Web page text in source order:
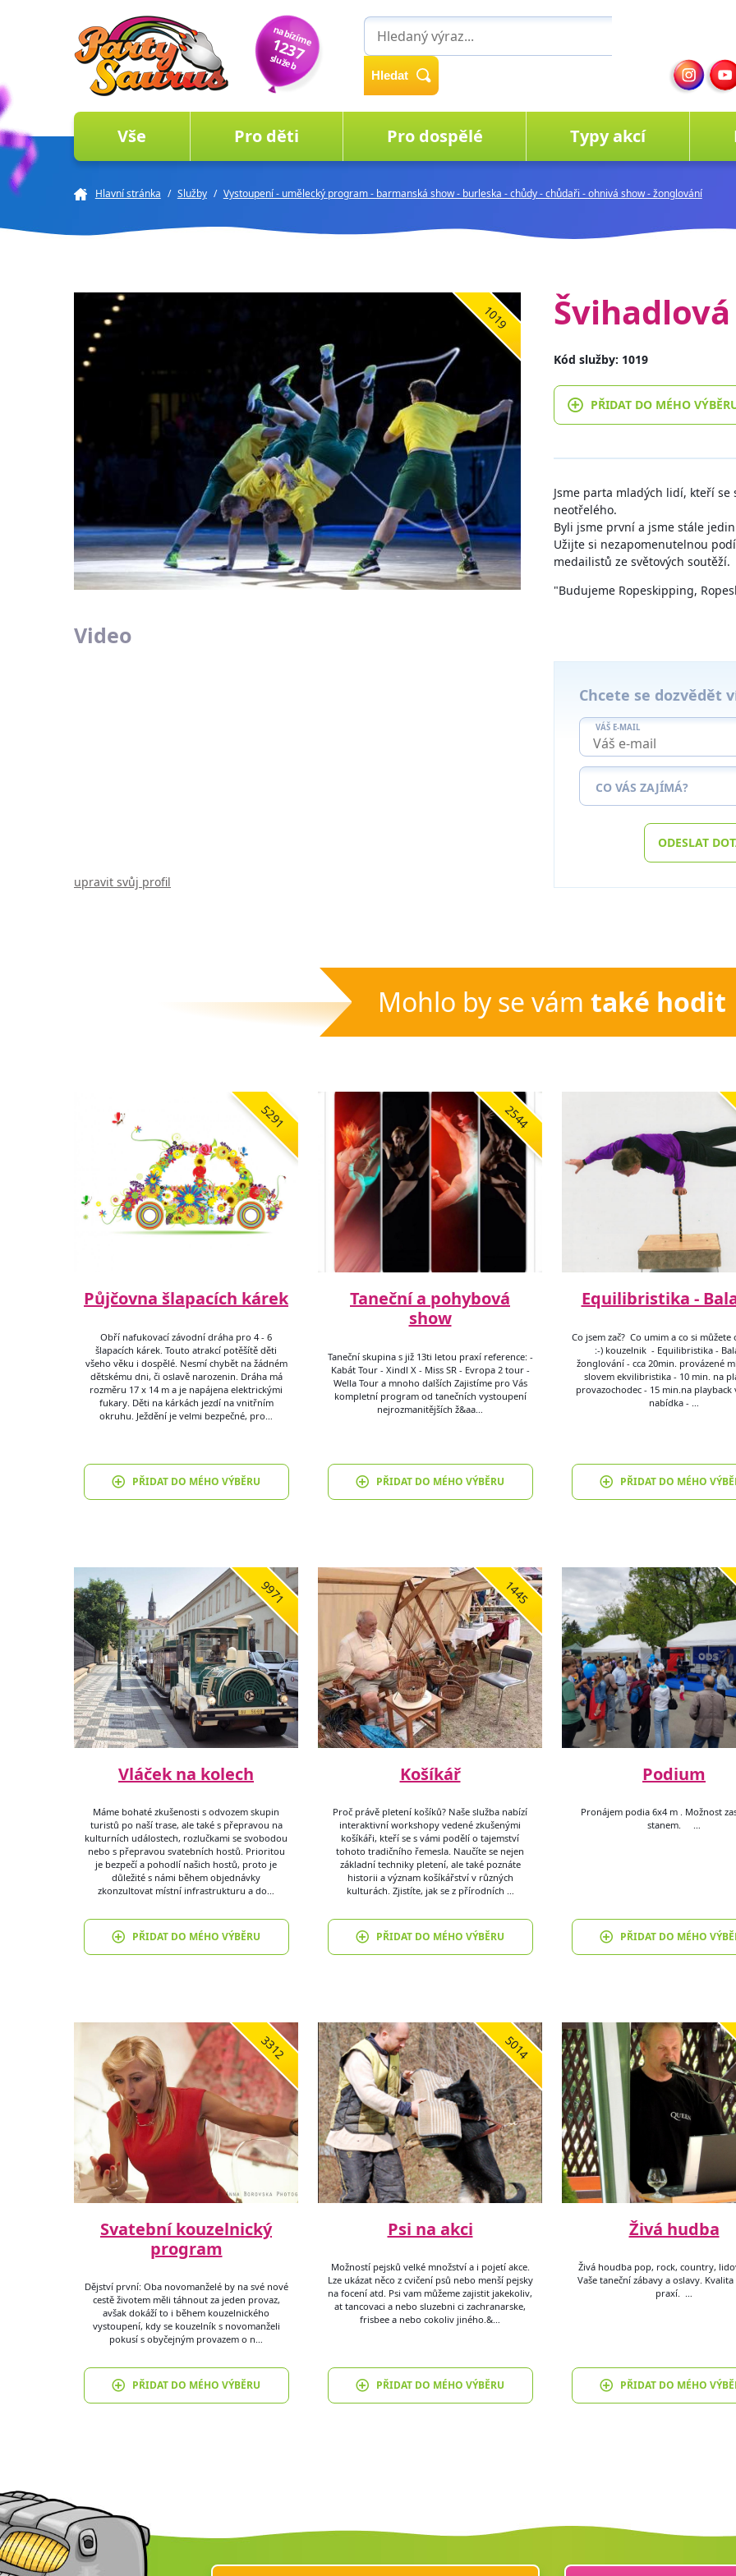
nabízíme
1237
služeb
Hledat
Vše Pro děti Pro dospělé Typy akcí
Hlavní stránka / Služby / Vystoupení - umělecký program - barmanská show - burleska - chůdy - chůdaři - ohnivá show - žonglování
1019
Video
upravit svůj profil
Kód služby: 1019
PŘIDAT DO MÉHO
Jsme parta mladých lidí, kteří
neotřelého.
Byli jsme první a jsme stále
Užijte si nezapomenutelnou
medailistů ze světových soutěží.
"Budujeme Ropeskipping,
Chcete se dozvědět
VÁŠ E-MAIL
CO VÁS ZAJÍMÁ?
ODESLAT
Mohlo by se vám také hodit
5291
Půjčovna šlapacích kárek
Obří nafukovací závodní dráha pro 4 - 6
šlapacích kárek. Touto atrakcí potěšítě děti
všeho věku i dospělé. Nesmí chybět na žádném
dětskému dni, či oslavě narozenin. Dráha má
rozměru 17 x 14 m a je napájena elektrickými
fukary. Děti na kárkách jezdí na vnitřním
okruhu. Ježdění je velmi bezpečné, pro…
PŘIDAT DO MÉHO VÝBĚRU
2544
Taneční a pohybová
show
Taneční skupina s již 13ti letou praxí reference: -
Kabát Tour - Xindl X - Miss SR - Evropa 2 tour -
Wella Tour a mnoho dalších Zajistíme pro Vás
kompletní program od tanečních vystoupení
nejrozmanitějších ž&aa…
PŘIDAT DO MÉHO VÝBĚRU
Equilibristika -
Co jsem zač? Co umim a co si můžete
:-) kouzelnik - Equilibristika -
žonglování - cca 20min. provázené
slovem ekvilibristika - 10 min. na
provazochodec - 15 min.na playback
nabídka - …
PŘIDAT DO MÉHO
9971
Vláček na kolech
Máme bohaté zkušenosti s odvozem skupin
turistů po naší trase, ale také s přepravou na
kulturních událostech, rozlučkami se svobodou
nebo s přepravou svatebních hostů. Prioritou
je bezpečí a pohodlí našich hostů, proto je
důležité s námi během objednávky
zkonzultovat místní infrastrukturu a do…
PŘIDAT DO MÉHO VÝBĚRU
1445
Košíkář
Proč právě pletení košíků? Naše služba nabízí
interaktivní workshopy vedené zkušenými
košíkáři, kteří se s vámi podělí o tajemství
tohoto tradičního řemesla. Naučíte se nejen
základní techniky pletení, ale také poznáte
historii a význam košíkářství v různých
kulturách. Zjistíte, jak se z přírodních …
PŘIDAT DO MÉHO VÝBĚRU
Podium
Pronájem podia 6x4 m . Možnost
stanem. …
PŘIDAT DO MÉHO
3312
Svatební kouzelnický
program
Dějství první: Oba novomanželé by na své nové
cestě životem měli táhnout za jeden provaz,
avšak dokáží to i během kouzelnického
vystoupení, kdy se kouzelník s novomanželi
pokusí s obyčejným provazem o n…
PŘIDAT DO MÉHO VÝBĚRU
5014
Psi na akci
Možností pejsků velké množství a i pojetí akce.
Lze ukázat něco z cvičení psů nebo menší pejsky
na focení atd. Psi vam můžeme zajistit jakekoliv,
at tancovaci a nebo sluzebni ci zachranarske,
frisbee a nebo cokoliv jiného.&…
PŘIDAT DO MÉHO VÝBĚRU
Živá hudba
Živá houdba pop, rock, country,
Vaše taneční zábavy a oslavy.
praxí. …
PŘIDAT DO MÉHO